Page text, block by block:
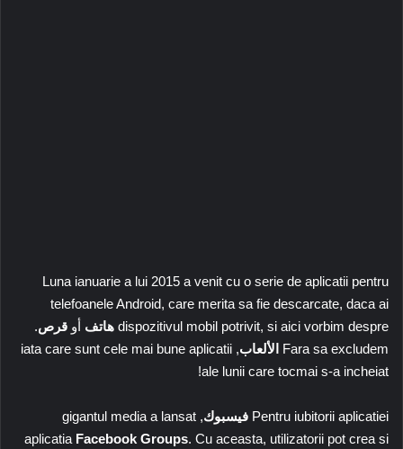
Luna ianuarie a lui 2015 a venit cu o serie de aplicatii pentru
telefoanele Android, care merita sa fie descarcate, daca ai
dispozitivul mobil potrivit, si aici vorbim despre هاتف أو قرص.
Fara sa excludem الألعاب , iata care sunt cele mai bune aplicatii
ale lunii care tocmai s-a incheiat!
Pentru iubitorii aplicatiei فيسبوك , gigantul media a lansat
aplicatia Facebook Groups. Cu aceasta, utilizatorii pot crea si